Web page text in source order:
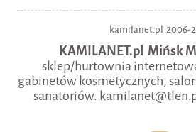
kamilanet.pl 2006-
KAMILANET.pl Mińsk
sklep/hurtownia
gabinetów kosmetycznych,
sanatoriów.